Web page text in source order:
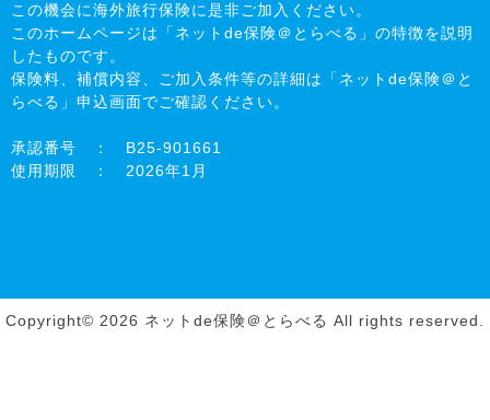
この機会に海外旅行保険に是非ご加入ください。
このホームページは「ネットde保険＠とらべる」の特徴を説明
したものです。
保険料、補償内容、ご加入条件等の詳細は「ネットde保険＠と
らべる」申込画面でご確認ください。
承認番号 ： B25-901661
使用期限 ： 2026年1月
Copyright© 2026 ネットde保険＠とらべる All rights reserved.